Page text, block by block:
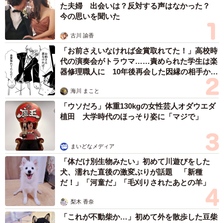
されるくらいです」と語ります。
実は、以前から使っていたグラスも「ラーメン屋すぎる」
と友人に言われていたというこちさん。
「そこにこのピッチャーが加わってしまったので、完全に
ラーメン屋の完成形になってしまいました。逆に、もうこ
こまで来たら清々しいです」
た夫婦 出会いは？反対する声はなかった？
今の思いを聞いた
古川 諭香
「お前さえいなければ金賞取れてた！」高校時
代の演奏会がトラウマ……責められた学生は楽
器修理職人に 10年後再会した因縁の相手から
海川 まこと
「ウソだろ」体重130kgの女性芸人オダウエダ
植田 大学時代のほっそり姿に「マジで」
まいどなメディア
「体だけ別生物みたい」初めて川遊びをした
犬、濡れた直後の激変ぶりが話題 「新種
だ！」「河童だ」「毛刈りされたあとの羊」
梨木 香奈
「これが不動柴か…」初めて外を散歩した豆柴